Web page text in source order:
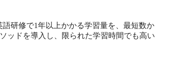
研修で1年以上かかる学習量を、最短数か
ッドを導入し、限られた学習時間でも高い